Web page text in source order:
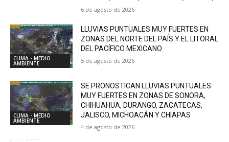
6 de agosto de 2026
CLIMA - MEDIO
AMBIENTE
LLUVIAS PUNTUALES MUY FUERTES EN
ZONAS DEL NORTE DEL PAÍS Y EL LITORAL
DEL PACÍFICO MEXICANO
5 de agosto de 2026
CLIMA - MEDIO
AMBIENTE
SE PRONOSTICAN LLUVIAS PUNTUALES
MUY FUERTES EN ZONAS DE SONORA,
CHIHUAHUA, DURANGO, ZACATECAS,
JALISCO, MICHOACÁN Y CHIAPAS
4 de agosto de 2026